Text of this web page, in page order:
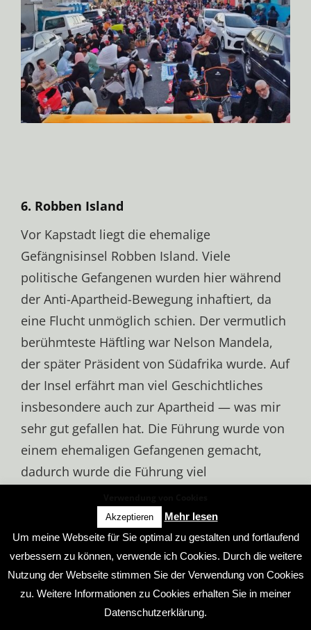
6. Robben Island
Vor Kapstadt liegt die ehemalige
Gefängnisinsel Robben Island. Viele
politische Gefangenen wurden hier während
der Anti-Apartheid-Bewegung inhaftiert, da
eine Flucht unmöglich schien. Der vermutlich
berühmteste Häftling war Nelson Mandela,
der später Präsident von Südafrika wurde. Auf
der Insel erfährt man viel Geschichtliches
insbesondere auch zur Apartheid — was mir
sehr gut gefallen hat. Die Führung wurde von
einem ehemaligen Gefangenen gemacht,
dadurch wurde die Führung viel
von Robben Island ans Herzen legen, um
zumindest etwas mehr über die Geschichte
Südafrikas zu erfahren.
Akzeptieren
Mehr lesen
Um meine Webseite für Sie optimal zu gestalten und fortlaufend
verbessern zu können, verwende ich Cookies. Durch die weitere
Nutzung der Webseite stimmen Sie der Verwendung von Cookies
zu. Weitere Informationen zu Cookies erhalten Sie in meiner
Datenschutzerklärung.